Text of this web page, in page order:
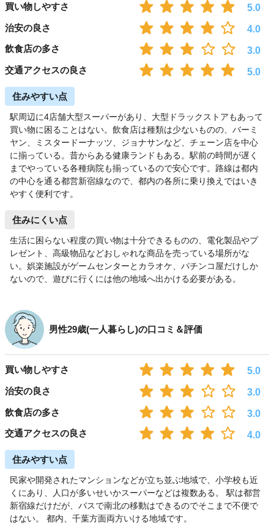
買い物しやすさ
5.0
治安の良さ
4.0
飲食店の多さ
3.0
交通アクセスの良さ
5.0
住みやすい点
駅周辺に4店舗大型スーパーがあり、大型ドラックストアもあって
買い物に困ることはない。飲食店は種類は少ないものの、バーミ
ヤン、ミスタードーナッツ、ジョナサンなど、チェーン店を中心
に揃っている。昔からある健康ランドもある。駅前の時間が遅く
までやっている各種病院も揃っているので安心です。路線は都内
の中心を通る都営新宿線なので、都内の各所に乗り換えではいき
やすく便利です。
住みにくい点
生活に困らない程度の買い物は十分できるものの、電化製品やプ
レゼント、高級物品などおしゃれな商品を売っている場所がな
い。娯楽施設がゲームセンターとカラオケ、パチンコ屋だけしか
ないので、遊びに行くには他の地域へ出かける必要がある。
男性29歳(一人暮らし)の口コミ＆評価
買い物しやすさ
5.0
治安の良さ
3.0
飲食店の多さ
3.0
交通アクセスの良さ
4.0
住みやすい点
民家や開発されたマンションなどが立ち並ぶ地域で、小学校も近
くにあり、人口が多いせいかスーパーなどは複数ある。 駅は都営
新宿線だけだが、バスで南北の移動はできるのでそこまで不便で
はない。 都内、千葉方面両方いける地域です。